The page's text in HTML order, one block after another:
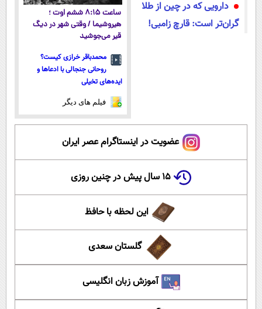
دارویی که در چین از طلا
گران‌تر است: قارچ زامبی!
ساعت ۸:۱۵ ششم اوت ؛
هیروشیما / وقتی شهر در دیگ
قیر می‌جوشید
محمدباقر خرازی کیست؟
روحانی جنجالی با ادعاها و
ایده‌های تخیلی
فیلم های دیگر
عضویت در اینستاگرام عصر ایران
۱۵ سال پیش در چنین روزی
این لحظه با حافظ
گلستان سعدی
آموزش زبان انگلیسی